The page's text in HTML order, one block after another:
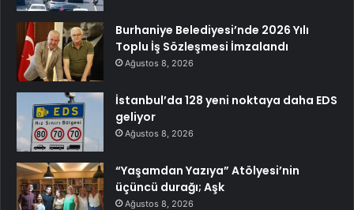
Burhaniye Belediyesi’nde 2026 Yılı
Toplu İş Sözleşmesi İmzalandı
Ağustos 8, 2026
İstanbul’da 128 yeni noktaya daha EDS
geliyor
Ağustos 8, 2026
“Yaşamdan Yazıya” Atölyesi’nin
üçüncü durağı; Aşk
Ağustos 8, 2026